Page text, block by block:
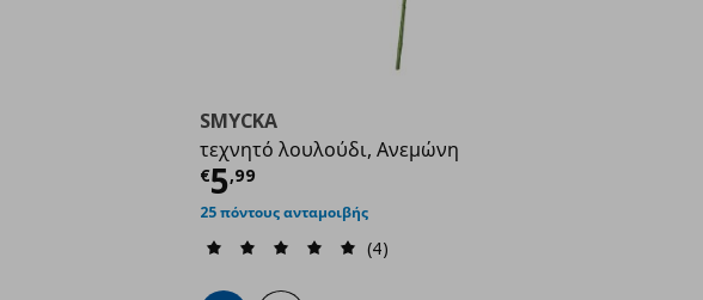
SMYCKA
τεχνητό λουλούδι, Ανεμώνη
€5,99
Τρέχουσα τιμή
25 πόντους ανταμοιβής
(4)